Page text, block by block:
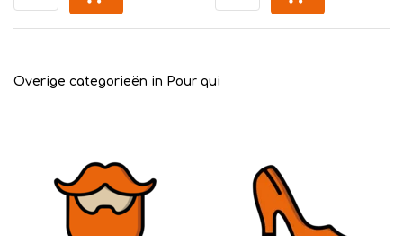
Overige categorieën in Pour qui